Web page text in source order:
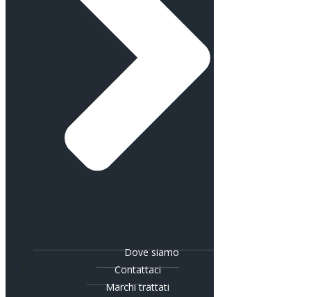
Dove siamo
Contattaci
Marchi trattati